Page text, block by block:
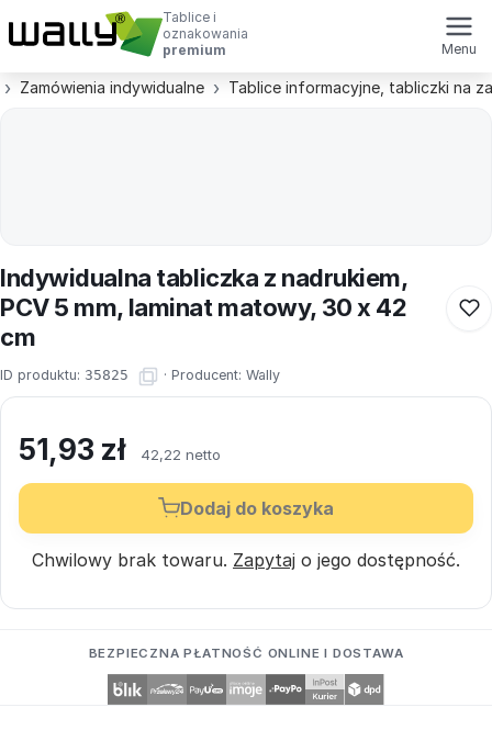
Tablice i
oznakowania
premium
Menu
Zamówienia indywidualne Tablice informacyjne, tabliczki na
Indywidualna tabliczka z nadrukiem,
PCV 5 mm, laminat matowy, 30 x 42
cm
ID produktu: 35825 · Producent: Wally
51,93 zł 42,22 netto
Dodaj do koszyka
Chwilowy brak towaru. Zapytaj o jego dostępność.
BEZPIECZNA PŁATNOŚĆ ONLINE I DOSTAWA